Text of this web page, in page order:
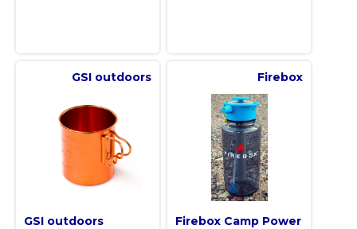
GSI outdoors
GSI outdoors
Firebox
Firebox Camp Power